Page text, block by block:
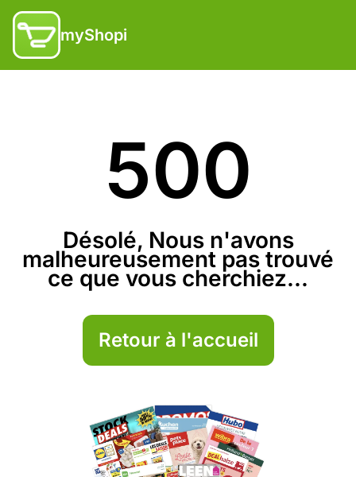
myShopi
500
Désolé, Nous n'avons
malheureusement pas trouvé
ce que vous cherchiez...
Retour à l'accueil